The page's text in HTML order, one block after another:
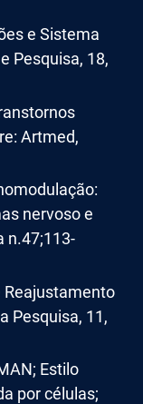
e Sistema
Pesquisa, 18,
Artmed,
nervoso e
n.47;113-
Reajustamento
Pesquisa, 11,
Estilo
por células;